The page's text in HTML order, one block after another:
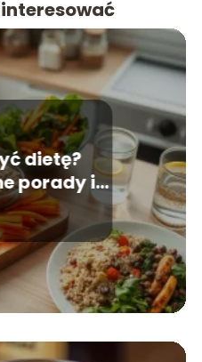
dietę?
porady i
zdrowych